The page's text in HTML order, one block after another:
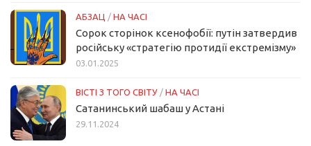
АБЗАЦ / НА ЧАСІ
Сорок сторінок ксенофобії: путін затвердив
російську «стратегію протидії екстремізму»
03.01.2025
ВІСТІ З ТОГО СВІТУ / НА ЧАСІ
Сатанинський шабаш у Астані
29.11.2024